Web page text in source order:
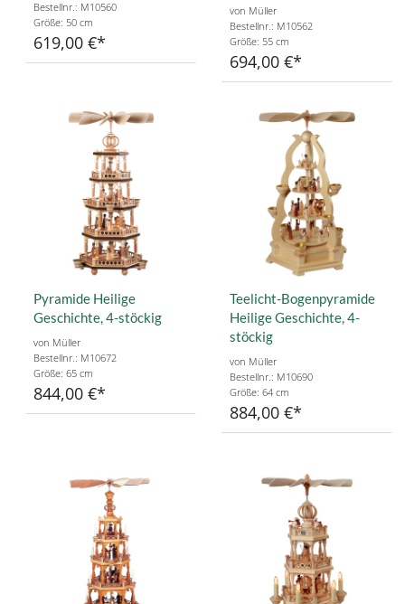
Bestellnr.: M10560
Größe: 50 cm
619,00 €
von Müller
Bestellnr.: M10562
Größe: 55 cm
694,00 €
Pyramide Heilige
Geschichte, 4-stöckig
von Müller
Bestellnr.: M10672
Größe: 65 cm
844,00 €
Teelicht-Bogenpyramide
Heilige Geschichte, 4-
stöckig
von Müller
Bestellnr.: M10690
Größe: 64 cm
884,00 €